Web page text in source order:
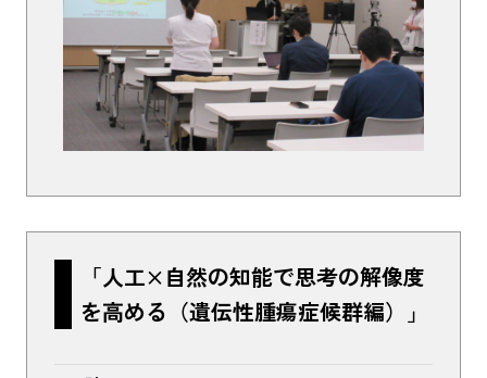
「人工×自然の知能で思考の解像度
を高める（遺伝性腫瘍症候群編）」